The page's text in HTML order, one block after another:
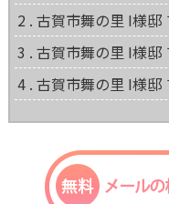
2 . 古賀市舞の里 I様
3 . 古賀市舞の里 I様邸
4 . 古賀市舞の里 I様